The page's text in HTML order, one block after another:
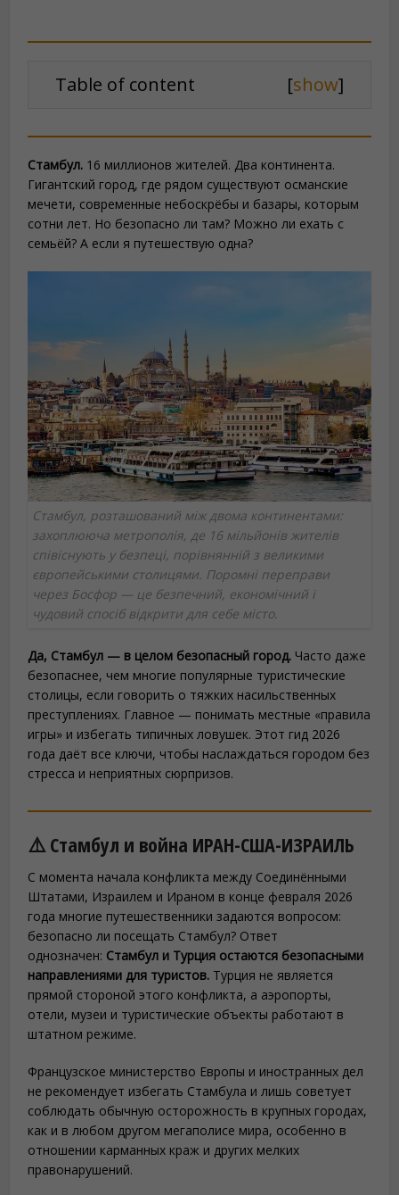
Table of content [show]
Стамбул. 16 миллионов жителей. Два континента.
Гигантский город, где рядом существуют османские
мечети, современные небоскрёбы и базары, которым
сотни лет. Но безопасно ли там? Можно ли ехать с
семьёй? А если я путешествую одна?
Стамбул, розташований між двома континентами:
захоплююча метрополія, де 16 мільйонів жителів
співіснують у безпеці, порівнянній з великими
європейськими столицями. Поромні переправи
через Босфор — це безпечний, економічний і
чудовий спосіб відкрити для себе місто.
Да, Стамбул — в целом безопасный город. Часто даже
безопаснее, чем многие популярные туристические
столицы, если говорить о тяжких насильственных
преступлениях. Главное — понимать местные «правила
игры» и избегать типичных ловушек. Этот гид 2026
года даёт все ключи, чтобы наслаждаться городом без
стресса и неприятных сюрпризов.
⚠️ Стамбул и война ИРАН-США-ИЗРАИЛЬ
С момента начала конфликта между Соединёнными
Штатами, Израилем и Ираном в конце февраля 2026
года многие путешественники задаются вопросом:
безопасно ли посещать Стамбул? Ответ
однозначен: Стамбул и Турция остаются безопасными
направлениями для туристов. Турция не является
прямой стороной этого конфликта, а аэропорты,
отели, музеи и туристические объекты работают в
штатном режиме.
Французское министерство Европы и иностранных дел
не рекомендует избегать Стамбула и лишь советует
соблюдать обычную осторожность в крупных городах,
как и в любом другом мегаполисе мира, особенно в
отношении карманных краж и других мелких
правонарушений.